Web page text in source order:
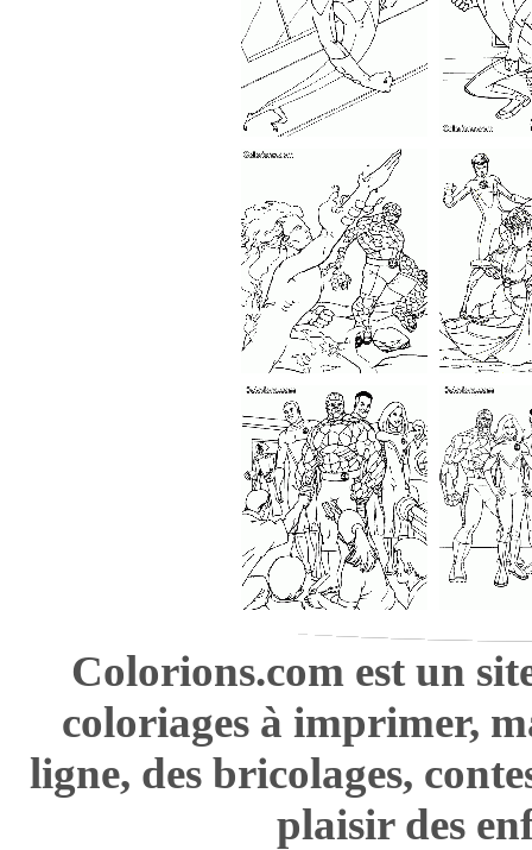
Colorions.com est un
coloriages à imprimer,
ligne, des bricolages,
plaisir des